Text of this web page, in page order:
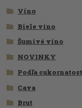
Víno
Biele víno
Šumivé víno
NOVINKY
Podľa
Cava
Brut